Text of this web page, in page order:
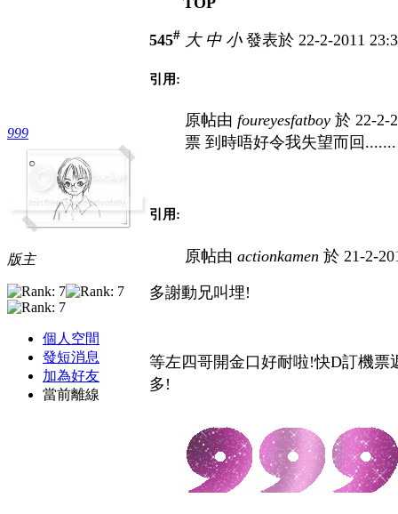
999
版主
個人空間
發短消息
加為好友
當前離線
545# 大 中 小發表於 22-2-2011
引用:
原帖由 foureyesfatboy 於 22-2-
票 到時唔好令我失望而回.......
引用:
原帖由 actionkamen 於 21-2-
多謝動兄叫埋!
等左四哥開金口好耐啦!快D訂機票
多!